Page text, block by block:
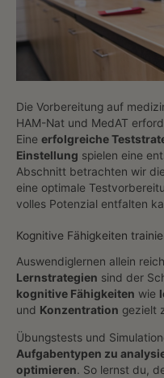
Die Vorbereitung auf
HAM-Nat und MedAT
Eine erfolgreiche
Einstellung spielen eine
Abschnitt betrachten wir
eine optimale
volles Potenzial entfalten
Kognitive Fähigkeiten
Auswendiglernen allein
Lernstrategien sind der
kognitive Fähigkeiten wie
und Konzentration gezielt
Übungstests und
Aufgabentypen zu
optimieren. So lernst du,